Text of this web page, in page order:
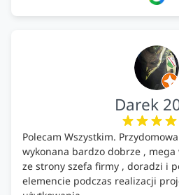
Darek
Polecam Wszystkim.
wykonana bardzo dobrze ,
ze strony szefa firmy , doradzi i
elemencie podczas realizacji